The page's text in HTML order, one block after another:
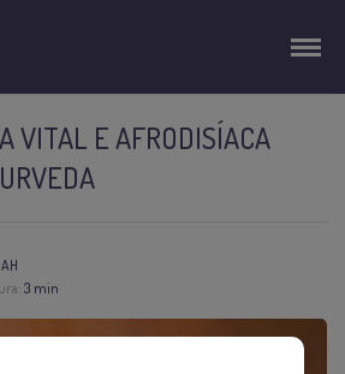
VITAL E AFRODISÍACA
3 min